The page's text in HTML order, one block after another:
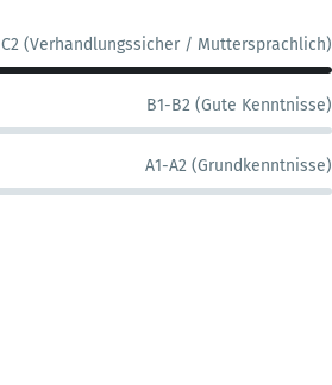
C2 (Verhandlungssicher / Muttersprachlich)
B1-B2 (Gute Kenntnisse)
A1-A2 (Grundkenntnisse)